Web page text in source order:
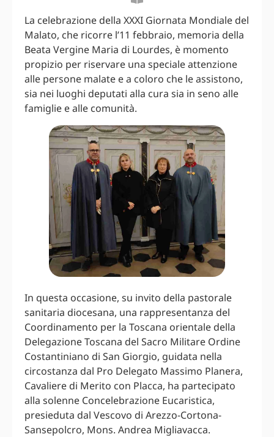
La celebrazione della XXXI Giornata Mondiale del
Malato, che ricorre l’11 febbraio, memoria della
Beata Vergine Maria di Lourdes, è momento
propizio per riservare una speciale attenzione
alle persone malate e a coloro che le assistono,
sia nei luoghi deputati alla cura sia in seno alle
famiglie e alle comunità.
In questa occasione, su invito della pastorale
sanitaria diocesana, una rappresentanza del
Coordinamento per la Toscana orientale della
Delegazione Toscana del Sacro Militare Ordine
Costantiniano di San Giorgio, guidata nella
circostanza dal Pro Delegato Massimo Planera,
Cavaliere di Merito con Placca, ha partecipato
alla solenne Concelebrazione Eucaristica,
presieduta dal Vescovo di Arezzo-Cortona-
Sansepolcro, Mons. Andrea Migliavacca.